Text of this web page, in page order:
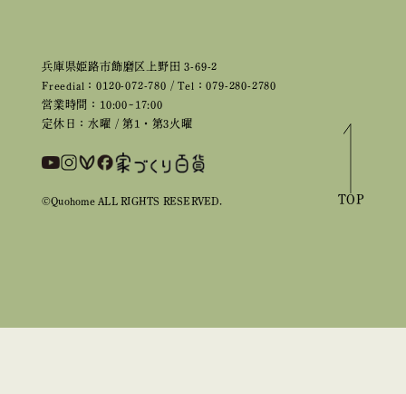
兵庫県姫路市飾磨区上野田 3-69-2
Freedial：0120-072-780 / Tel：079-280-2780
営業時間：10:00~17:00
定休日：水曜 / 第1・第3火曜
©Quohome ALL RIGHTS RESERVED. TOP